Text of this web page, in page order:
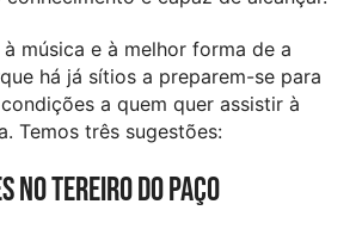
música e à melhor forma de a
há já sítios a preparem-se para
a quem quer assistir à
Temos três sugestões:
no Tereiro do Paço